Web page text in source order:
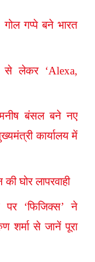
गप्पे बने भारत
से लेकर ‘Alexa,
बंसल बने नए
कार्यालय में
घोर लापरवाही
‘फिजिक्स’ ने
शर्मा से जानें पूरा